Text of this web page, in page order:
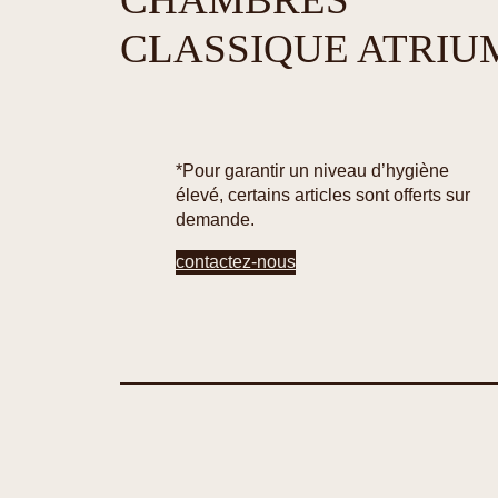
CLASSIQUE
*Pour garantir un niveau d’hygiène
élevé, certains articles sont offerts sur
demande.
contactez-nous